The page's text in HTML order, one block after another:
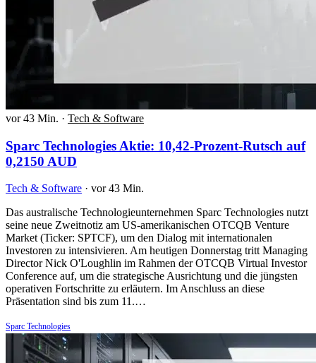
vor 43 Min. · Tech & Software
Sparc Technologies Aktie: 10,42-Prozent-Rutsch auf
0,2150 AUD
Tech & Software · vor 43 Min.
Das australische Technologieunternehmen Sparc Technologies nutzt
seine neue Zweitnotiz am US-amerikanischen OTCQB Venture
Market (Ticker: SPTCF), um den Dialog mit internationalen
Investoren zu intensivieren. Am heutigen Donnerstag tritt Managing
Director Nick O'Loughlin im Rahmen der OTCQB Virtual Investor
Conference auf, um die strategische Ausrichtung und die jüngsten
operativen Fortschritte zu erläutern. Im Anschluss an diese
Präsentation sind bis zum 11.…
Sparc Technologies